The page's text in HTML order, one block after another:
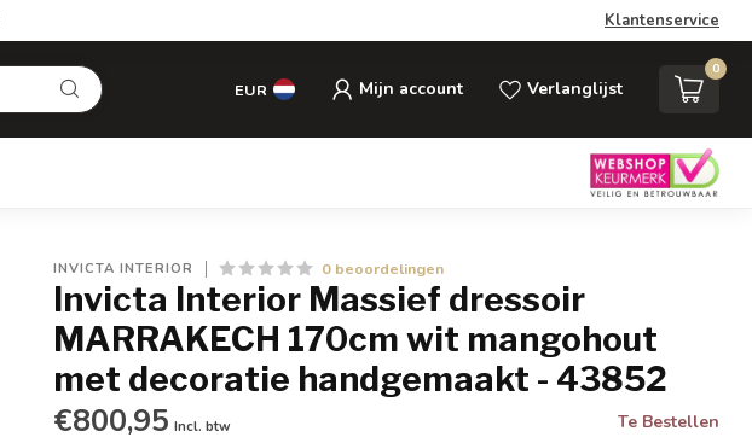
Klantenservice
EUR Mijn account Verlanglijst
0
INVICTA INTERIOR 0 beoordelingen
Invicta Interior Massief dressoir
MARRAKECH 170cm wit mangohout
met decoratie handgemaakt - 43852
€800,95 Incl. btw Te Bestellen